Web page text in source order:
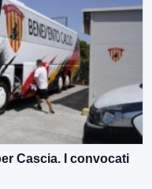
Cascia. I convocati